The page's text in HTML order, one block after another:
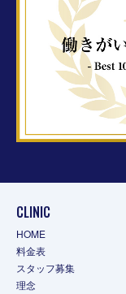
CLINIC
HOME
料金表
スタッフ募集
理念